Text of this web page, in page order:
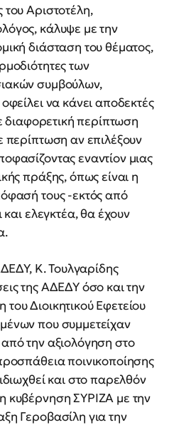
Αριστοτέλη,
κάλυψε με την
διάσταση του θέματος,
των
συμβούλων,
να κάνει αποδεκτές
διαφορετική περίπτωση
περίπτωση αν επιλέξουν
εναντίον μιας
πράξης, όπως είναι η
τους -εκτός από
και ελεγκτέα, θα έχουν
Κ. Τουλγαρίδης
της ΑΔΕΔΥ όσο και την
Διοικητικού Εφετείου
που συμμετείχαν
την αξιολόγηση στο
ποινικοποίησης
και στο παρελθόν
κυβέρνηση ΣΥΡΙΖΑ με την
Γεροβασίλη για την